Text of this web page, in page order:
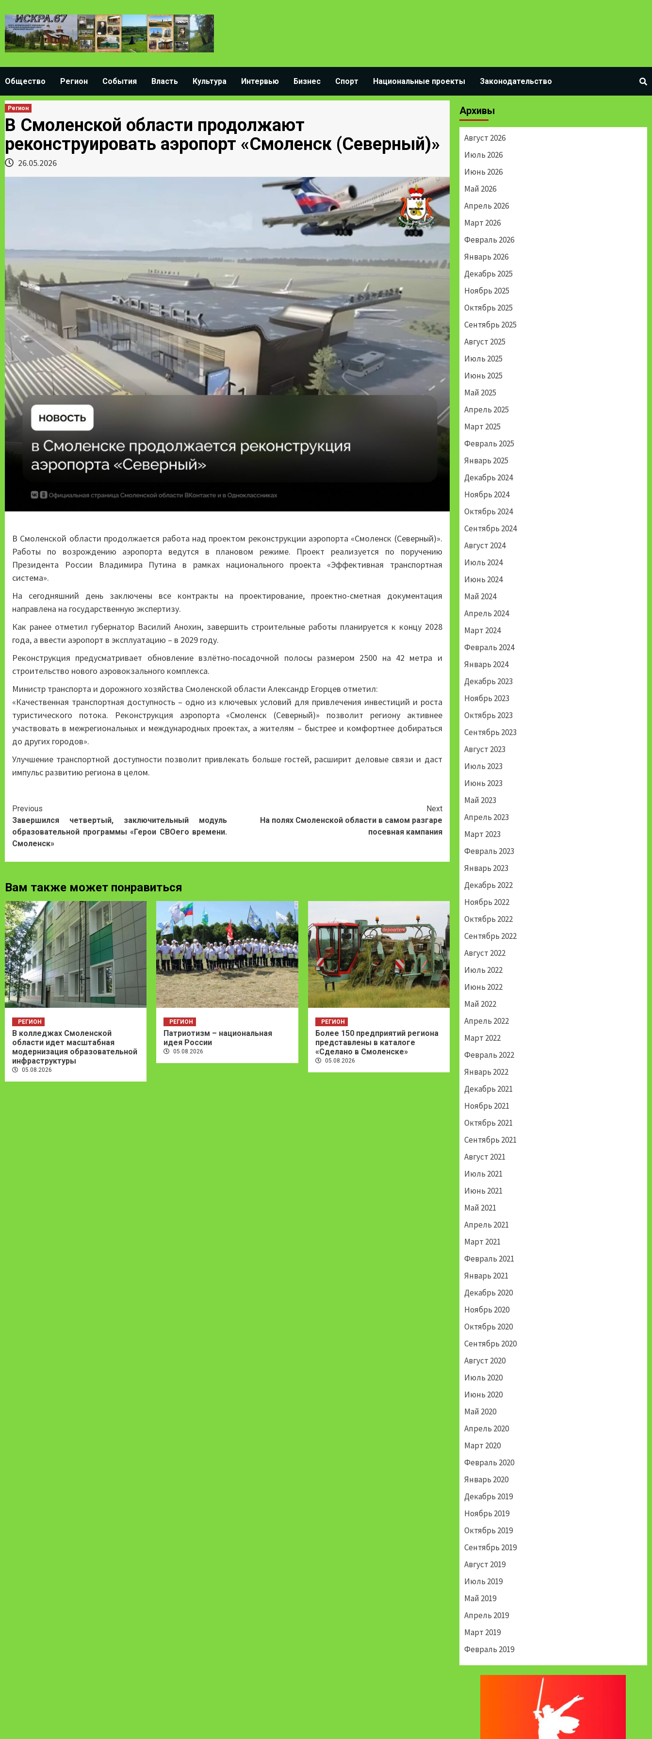
to
content
Общество Регион События Власть Культура Интервью Бизнес Спорт Национальные проекты Законодательство
Регион
В Смоленской области продолжают
реконструировать аэропорт «Смоленск (Северный)»
26.05.2026
В Смоленской области продолжается работа над проектом реконструкции аэропорта «Смоленск (Северный)».
Работы по возрождению аэропорта ведутся в плановом режиме. Проект реализуется по поручению
Президента России Владимира Путина в рамках национального проекта «Эффективная транспортная
система».
На сегодняшний день заключены все контракты на проектирование, проектно-сметная документация
направлена на государственную экспертизу.
Как ранее отметил губернатор Василий Анохин, завершить строительные работы планируется к концу 2028
года, а ввести аэропорт в эксплуатацию – в 2029 году.
Реконструкция предусматривает обновление взлётно-посадочной полосы размером 2500 на 42 метра и
строительство нового аэровокзального комплекса.
Министр транспорта и дорожного хозяйства Смоленской области Александр Егорцев отметил:
«Качественная транспортная доступность – одно из ключевых условий для привлечения инвестиций и роста
туристического потока. Реконструкция аэропорта «Смоленск (Северный)» позволит региону активнее
участвовать в межрегиональных и международных проектах, а жителям – быстрее и комфортнее добираться
до других городов».
Улучшение транспортной доступности позволит привлекать больше гостей, расширит деловые связи и даст
импульс развитию региона в целом.
Continue
Reading
Previous
Завершился четвертый, заключительный модуль
образовательной программы «Герои СВОего времени.
Смоленск»
Next
На полях Смоленской области в самом разгаре
посевная кампания
Вам также может понравиться
РЕГИОН
В колледжах Смоленской
области идет масштабная
модернизация образовательной
инфраструктуры
05.08.2026
РЕГИОН
Патриотизм – национальная
идея России
05.08.2026
РЕГИОН
Более 150 предприятий региона
представлены в каталоге
«Сделано в Смоленске»
05.08.2026
Архивы
Август 2026
Июль 2026
Июнь 2026
Май 2026
Апрель 2026
Март 2026
Февраль 2026
Январь 2026
Декабрь 2025
Ноябрь 2025
Октябрь 2025
Сентябрь 2025
Август 2025
Июль 2025
Июнь 2025
Май 2025
Апрель 2025
Март 2025
Февраль 2025
Январь 2025
Декабрь 2024
Ноябрь 2024
Октябрь 2024
Сентябрь 2024
Август 2024
Июль 2024
Июнь 2024
Май 2024
Апрель 2024
Март 2024
Февраль 2024
Январь 2024
Декабрь 2023
Ноябрь 2023
Октябрь 2023
Сентябрь 2023
Август 2023
Июль 2023
Июнь 2023
Май 2023
Апрель 2023
Март 2023
Февраль 2023
Январь 2023
Декабрь 2022
Ноябрь 2022
Октябрь 2022
Сентябрь 2022
Август 2022
Июль 2022
Июнь 2022
Май 2022
Апрель 2022
Март 2022
Февраль 2022
Январь 2022
Декабрь 2021
Ноябрь 2021
Октябрь 2021
Сентябрь 2021
Август 2021
Июль 2021
Июнь 2021
Май 2021
Апрель 2021
Март 2021
Февраль 2021
Январь 2021
Декабрь 2020
Ноябрь 2020
Октябрь 2020
Сентябрь 2020
Август 2020
Июль 2020
Июнь 2020
Май 2020
Апрель 2020
Март 2020
Февраль 2020
Январь 2020
Декабрь 2019
Ноябрь 2019
Октябрь 2019
Сентябрь 2019
Август 2019
Июль 2019
Май 2019
Апрель 2019
Март 2019
Февраль 2019